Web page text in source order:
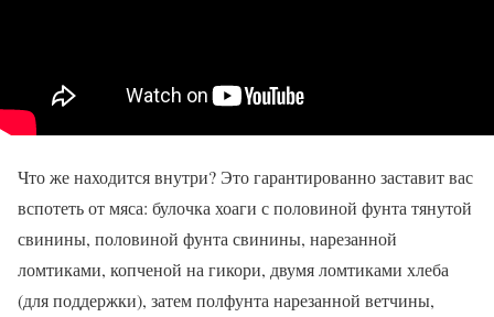
Что же находится внутри? Это гарантированно заставит вас
вспотеть от мяса: булочка хоаги с половиной фунта тянутой
свинины, половиной фунта свинины, нарезанной
ломтиками, копченой на гикори, двумя ломтиками хлеба
(для поддержки), затем полфунта нарезанной ветчины,